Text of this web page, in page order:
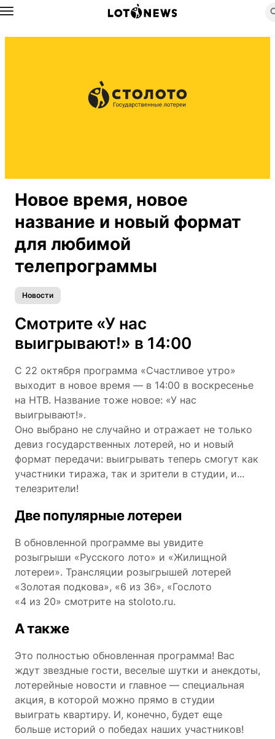
Назад
Новое время, новое
название и новый формат
для любимой
телепрограммы
Новости
Смотрите «У нас
выигрывают!» в 14:00
С 22 октября программа «Счастливое утро»
выходит в новое время — в 14:00 в воскресенье
на НТВ. Название тоже новое: «У нас
выигрывают!».
Оно выбрано не случайно и отражает не только
девиз государственных лотерей, но и новый
формат передачи: выигрывать теперь смогут как
участники тиража, так и зрители в студии, и...
телезрители!
Две популярные лотереи
В обновленной программе вы увидите
розыгрыши «Русского лото» и «Жилищной
лотереи». Трансляции розыгрышей лотерей
«Золотая подкова», «6 из 36», «Гослото
«4 из 20» смотрите на stoloto.ru.
А также
Это полностью обновленная программа! Вас
ждут звездные гости, веселые шутки и анекдоты,
лотерейные новости и главное — специальная
акция, в которой можно прямо в студии
выиграть квартиру. И, конечно, будет еще
больше историй о победах наших участников!